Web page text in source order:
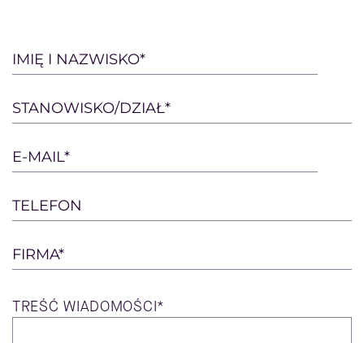
Please
this
field
empty.
IMIĘ I NAZWISKO*
STANOWISKO/DZIAŁ*
E-MAIL*
TELEFON
FIRMA*
TREŚĆ WIADOMOŚCI*